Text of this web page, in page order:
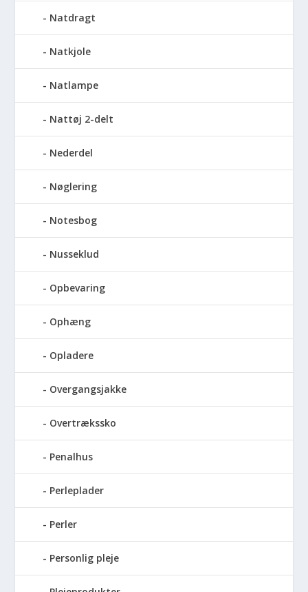
Natdragt
Natkjole
Natlampe
Nattøj 2-delt
Nederdel
Nøglering
Notesbog
Nusseklud
Opbevaring
Ophæng
Opladere
Overgangsjakke
Overtrækssko
Penalhus
Perleplader
Perler
Personlig pleje